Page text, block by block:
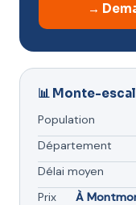
→
📊 Monte-
Population
Département
Délai moyen
Prix
À